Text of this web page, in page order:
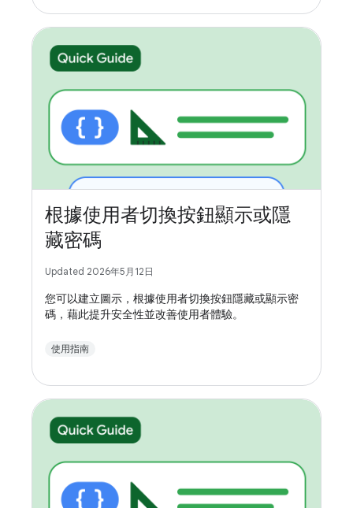
根據使用者切換按鈕顯示或隱
藏密碼
Updated 2026年5月12日
您可以建立圖示，根據使用者切換按鈕隱藏或顯示密
碼，藉此提升安全性並改善使用者體驗。
使用指南